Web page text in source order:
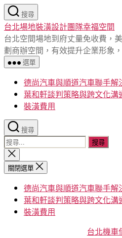
跳
至
主
要
內
容
搜尋
台北場地裝潢設計團隊幸福空間
台北空間場地到府丈量免收費，
劃商辦空間，有效提升企業形象
選單
德尚汽車與順道汽車聯手
葉和軒談判策略與跨文化溝
裝潢費用
搜尋
搜
尋
關
鍵
關
閉
搜
關閉選單
德尚汽車與順道汽車聯手
葉和軒談判策略與跨文化溝
裝潢費用
分
台北機車